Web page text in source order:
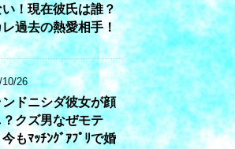
！現在彼氏は誰？
過去の熱愛相手！
10/26
ンドニシダ彼女が顔
クズ男なぜモテ
もﾏｯﾁﾝｸﾞｱﾌﾟﾘで婚